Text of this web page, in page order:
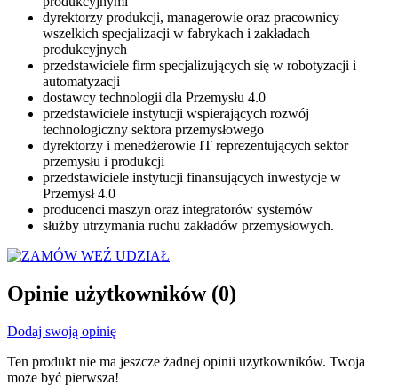
dyrektorzy produkcji, managerowie oraz pracownicy
wszelkich specjalizacji w fabrykach i zakładach
produkcyjnych
przedstawiciele firm specjalizujących się w robotyzacji i
automatyzacji
dostawcy technologii dla Przemysłu 4.0
przedstawiciele instytucji wspierających rozwój
technologiczny sektora przemysłowego
dyrektorzy i menedżerowie IT reprezentujących sektor
przemysłu i produkcji
przedstawiciele instytucji finansujących inwestycje w
Przemysł 4.0
producenci maszyn oraz integratorów systemów
służby utrzymania ruchu zakładów przemysłowych.
WEŹ UDZIAŁ
Opinie użytkowników (0)
Dodaj swoją opinię
Ten produkt nie ma jeszcze żadnej opinii uzytkowników. Twoja
może być pierwsza!